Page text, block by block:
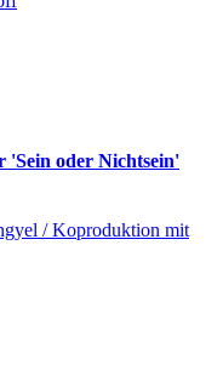
'Sein oder Nichtsein'
/ Koproduktion mit